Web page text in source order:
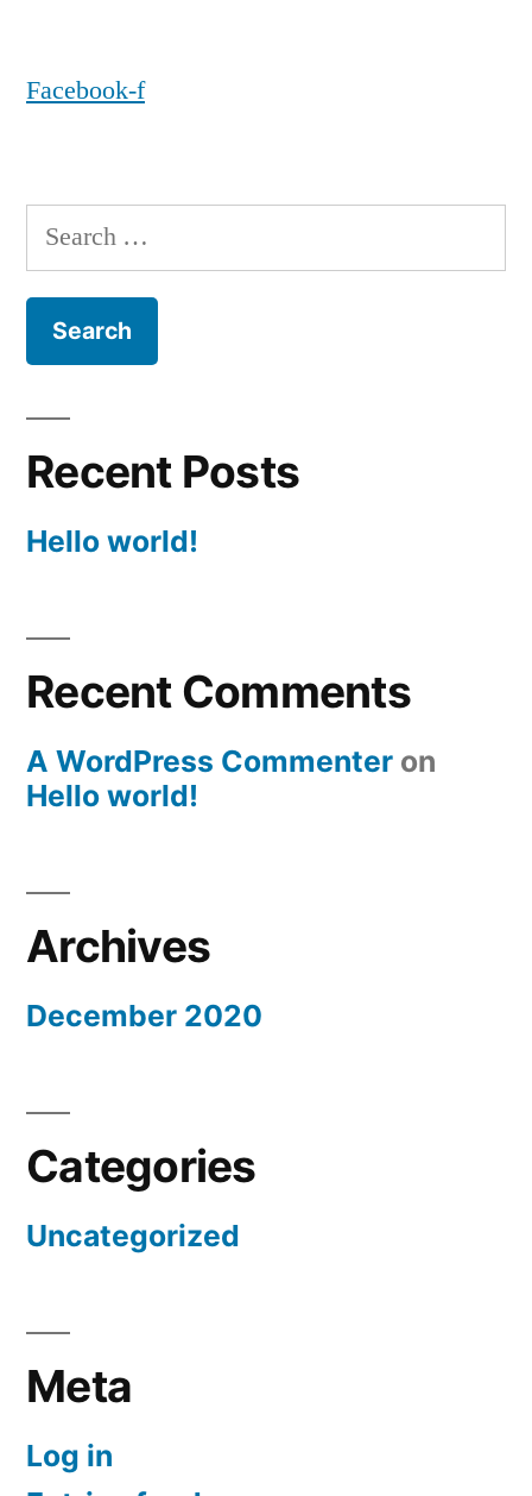
Facebook-f
Search
for:
Recent Posts
Hello world!
Recent Comments
A WordPress Commenter on
Hello world!
Archives
December 2020
Categories
Uncategorized
Meta
Log in